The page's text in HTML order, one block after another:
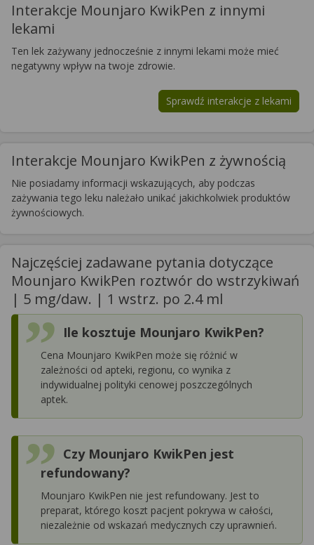
Interakcje Mounjaro KwikPen z innymi
lekami
Ten lek zażywany jednocześnie z innymi lekami może mieć
negatywny wpływ na twoje zdrowie.
Sprawdź interakcje z lekami
Interakcje Mounjaro KwikPen z żywnością
Nie posiadamy informacji wskazujących, aby podczas
zażywania tego leku należało unikać jakichkolwiek produktów
żywnościowych.
Najczęściej zadawane pytania dotyczące
Mounjaro KwikPen roztwór do wstrzykiwań
| 5 mg/daw. | 1 wstrz. po 2.4 ml
Ile kosztuje Mounjaro KwikPen?
Cena Mounjaro KwikPen może się różnić w
zależności od apteki, regionu, co wynika z
indywidualnej polityki cenowej poszczególnych
aptek.
Czy Mounjaro KwikPen jest
refundowany?
Mounjaro KwikPen nie jest refundowany. Jest to
preparat, którego koszt pacjent pokrywa w całości,
niezależnie od wskazań medycznych czy uprawnień.